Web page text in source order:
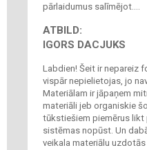
pārlaidumus salīmējot....
ATBILD:
IGORS DACJUKS
Labdien! Šeit ir nepareiz
vispār nepielietojas, jo
Materiālam ir jāpaņem
materiāli jeb organiskie
tūkstiešiem piemērus likt
sistēmas nopūst. Un
veikala materiālu